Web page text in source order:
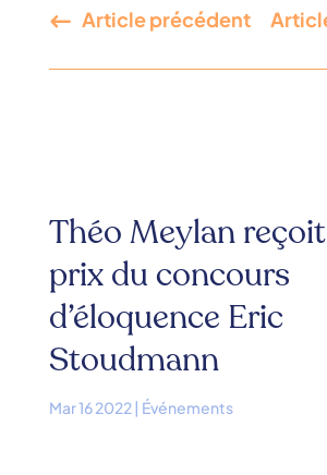
Article précédent
Théo Meylan reçoit
prix du concours
d’éloquence Eric
Stoudmann
Mar 16 2022| Événements